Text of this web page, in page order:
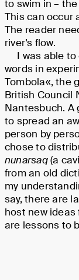
to swim in –
This can occur
The reader
river’s flow.
I was able
words in
Tombola«, the
British Council
Nantesbuch. A
to spread an
person by
chose to
nunarsaq(a
from an old
my
say, there are
host new
are lessons to